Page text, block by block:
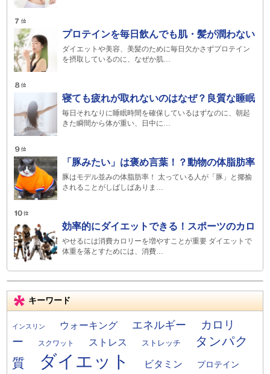
プロテインを毎日飲んでも肌・髪が潤わない
ダイエットや美容、美髪のために毎日欠かさずプロテイン
を摂取しているのに、なぜか肌…
寝ても疲れが取れないのはなぜ？良質な睡眠
毎日それなりに睡眠時間を確保しているはずなのに、朝起
きた瞬間から体が重い、日中に…
「豚みたい」は褒め言葉！？動物の体脂肪率
豚はモデル並みの体脂肪率！ 太っている人が「豚」と揶揄
されることがしばしばありま…
効率的にダイエットできる！スポーツのカロ
やせるには消費カロリーを増やすことが重要 ダイエットで
体重を落とすためには、消費…
キーワード
インスリン ウォーキング エネルギー
カロリ
ー
スクワット ストレス ストレッチ
タンパク
質
ダイエット ビタミン
プロテイン